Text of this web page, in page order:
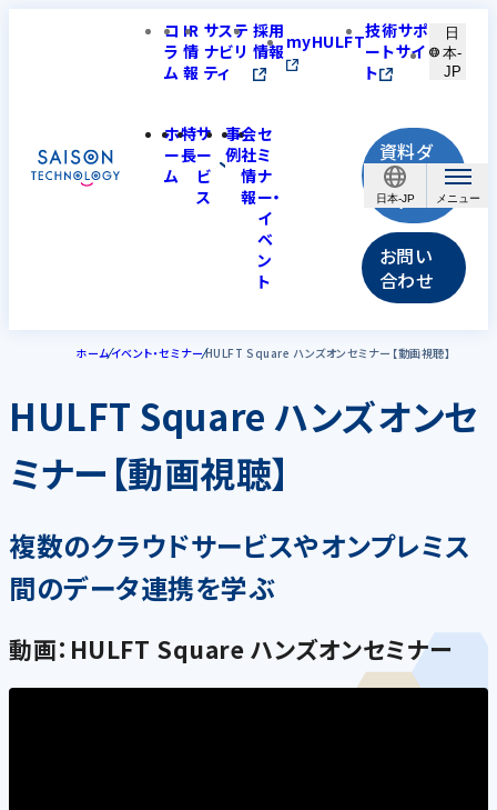
日本-JP
コ
ラ
ム
IR
情
報
サステ
ナビリ
ティ
採用
情報myHULFT技術サポ
ートサイ
ト
日
本-
JP
ホ
ー
ム
特
長
サ
ー
ビ
ス
事
例
会
社
情
報
セ
ミ
ナ
ー・
イ
ベ
ン
ト
資料ダ
ウンロ
ード
お問い
合わせ
ホームイベント・セミナーHULFT Square ハンズオンセミナー【動画視聴】
HULFT Square ハンズオンセ
ミナー【動画視聴】
複数のクラウドサービスやオンプレミス
間のデータ連携を学ぶ
動画：HULFT Square ハンズオンセミナー